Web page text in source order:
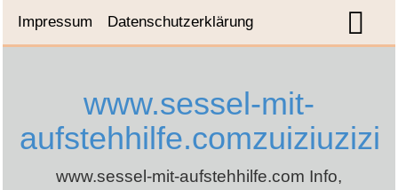
Impressum Datenschutzerklärung
www.sessel-mit-
aufstehhilfe.comzuiziuzizi
www.sessel-mit-aufstehhilfe.com Info,